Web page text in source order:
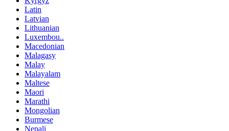
Latin
Latvian
Lithuanian
Luxembou..
Macedonian
Malagasy
Malay
Malayalam
Maltese
Maori
Marathi
Mongolian
Burmese
Nepali